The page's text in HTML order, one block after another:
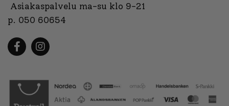
Asiakaspalvelu ma-su klo 9-21
p. 050 60654